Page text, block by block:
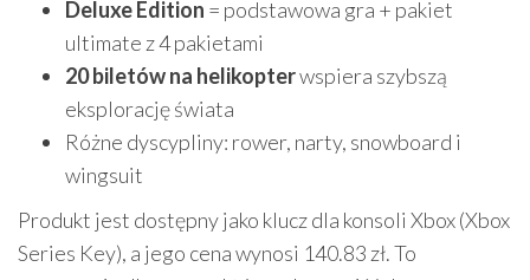
Deluxe Edition = podstawowa gra + pakiet
ultimate z 4 pakietami
20 biletów na helikopterwspiera szybszą
eksplorację świata
Różne dyscypliny: rower, narty, snowboard i
wingsuit
Produkt jest dostępny jako klucz dla konsoli Xbox (Xbox
Series Key), a jego cena wynosi 140.83 zł. To